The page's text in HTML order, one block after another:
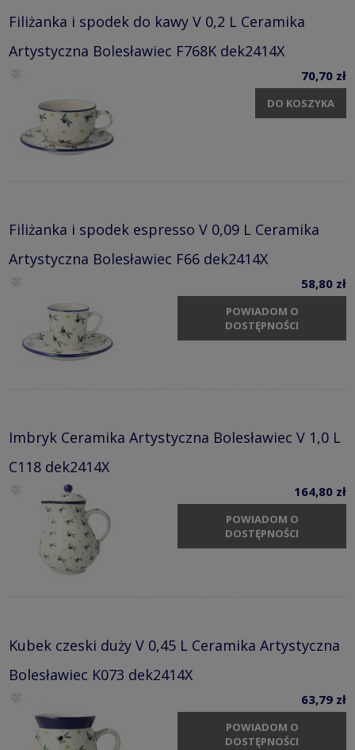
Filiżanka i spodek do kawy V 0,2 L Ceramika
Artystyczna Bolesławiec F768K dek2414X
70,70 zł
DO KOSZYKA
Filiżanka i spodek espresso V 0,09 L Ceramika
Artystyczna Bolesławiec F66 dek2414X
58,80 zł
POWIADOM O
DOSTĘPNOŚCI
Imbryk Ceramika Artystyczna Bolesławiec V 1,0 L
C118 dek2414X
164,80 zł
POWIADOM O
DOSTĘPNOŚCI
Kubek czeski duży V 0,45 L Ceramika Artystyczna
Bolesławiec K073 dek2414X
63,79 zł
POWIADOM O
DOSTĘPNOŚCI